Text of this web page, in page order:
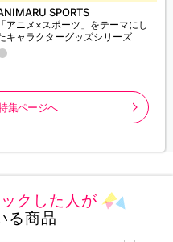
SPORTS
「アニメ×スポーツ」をテーマにし
キャラクターグッズシリーズ
集ページへ
クした人が
る商品